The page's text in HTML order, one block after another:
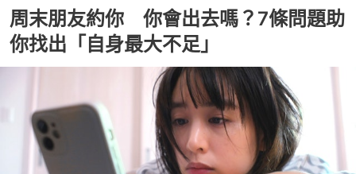
周末朋友約你 你會出去嗎？7條問題助
你找出「自身最大不足」